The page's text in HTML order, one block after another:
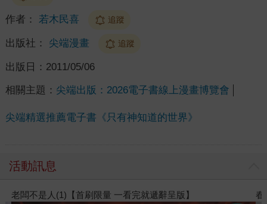
作者： 若木民喜 追蹤
出版社： 尖端漫畫 追蹤
出版日： 2011/05/06
相關主題： 尖端出版：2026電子書線上漫畫博覽會
尖端精選推薦電子書《只有神知道的世界》
活動訊息
春光ｘ奇幻基地｜全書系展